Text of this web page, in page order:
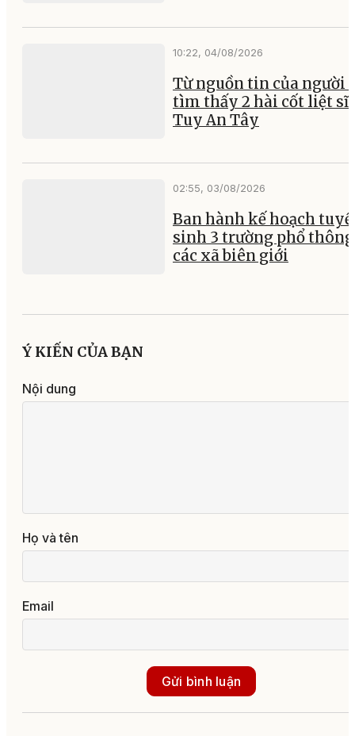
10:22, 04/08/2026
Từ nguồn tin của người
tìm thấy 2 hài cốt liệt sĩ
Tuy An Tây
02:55, 03/08/2026
Ban hành kế hoạch
sinh 3 trường phổ
các xã biên giới
Ý KIẾN CỦA BẠN
Nội dung
Họ và tên
Email
Gửi bình luận